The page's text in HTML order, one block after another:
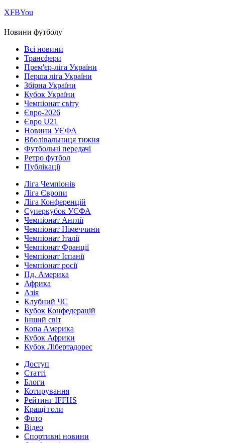
ХFBYou
Новини футболу
Всі новини
Трансфери
Прем'єр-ліга України
Перша ліга України
Збірна України
Кубок України
Чемпіонат світу
Євро-2026
Євро U21
Новини УЄФА
Вболівальниця тижня
Футбольні передачі
Ретро футбол
Публікації
Ліга Чемпіонів
Ліга Європи
Ліга Конференцій
Суперкубок УЄФА
Чемпіонат Англії
Чемпіонат Німеччини
Чемпіонат Італії
Чемпіонат Франції
Чемпіонат Іспанії
Чемпіонат росії
Пд. Америка
Африка
Азія
Клубний ЧС
Кубок Конфедерацій
Інший світ
Копа Америка
Кубок Африки
Кубок Лібертадорес
Доступ
Статті
Блоги
Котирування
Рейтинг IFFHS
Кращі голи
Фото
Відео
Спортивні новини